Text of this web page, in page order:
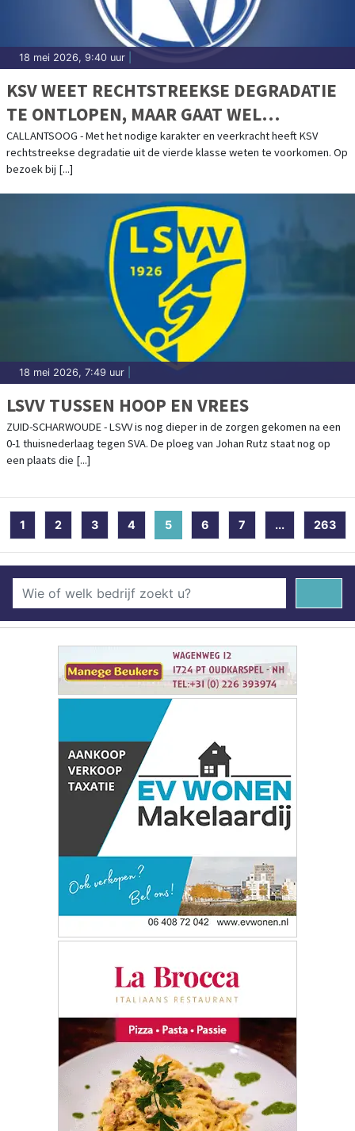
18 mei 2026, 9:40 uur
KSV WEET RECHTSTREEKSE DEGRADATIE
TE ONTLOPEN, MAAR GAAT WEL
NACOMPETITIE IN
CALLANTSOOG - Met het nodige karakter en veerkracht heeft KSV
rechtstreekse degradatie uit de vierde klasse weten te voorkomen. Op
bezoek bij [...]
18 mei 2026, 7:49 uur
LSVV TUSSEN HOOP EN VREES
ZUID-SCHARWOUDE - LSVV is nog dieper in de zorgen gekomen na een
0-1 thuisnederlaag tegen SVA. De ploeg van Johan Rutz staat nog op
een plaats die [...]
1 2 3 4 5(current)
6 7 ... 263